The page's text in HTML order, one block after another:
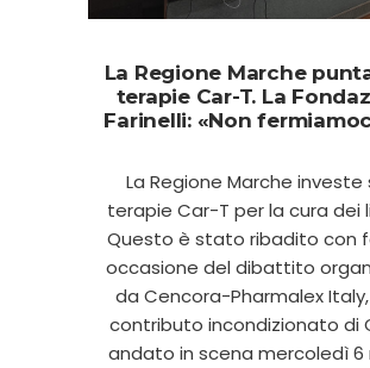
La Regione Marche
terapie Car-T. La
Farinelli: «Non
La Regione Marche investe
terapie Car-T per la cura dei
Questo è stato ribadito con
occasione del dibattito
da Cencora-Pharmalex
contributo incondizionato di
andato in scena mercoledì 6